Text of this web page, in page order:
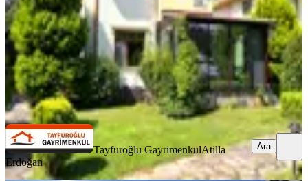
95.000 ₺
Tayfuroğlu Gayrimenkul Atilla Erdoğan
Ara
Tayfuroğlu GayrimenkulAtilla
Erdoğan
Ara